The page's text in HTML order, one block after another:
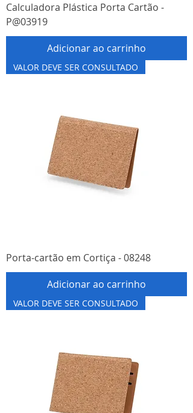
Calculadora Plástica Porta Cartão -
P@03919
Adicionar ao carrinho
VALOR DEVE SER CONSULTADO
Porta-cartão em Cortiça - 08248
Adicionar ao carrinho
VALOR DEVE SER CONSULTADO